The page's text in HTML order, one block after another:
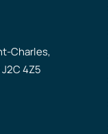
Charles,
4Z5